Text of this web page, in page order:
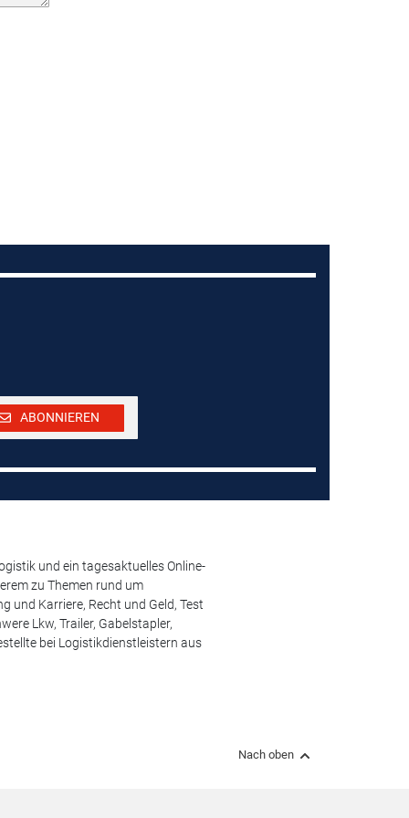
ABONNIEREN
und ein tagesaktuelles Online-
zu Themen rund um
und Karriere, Recht und Geld, Test
Lkw, Trailer, Gabelstapler,
bei Logistikdienstleistern aus
Nach oben